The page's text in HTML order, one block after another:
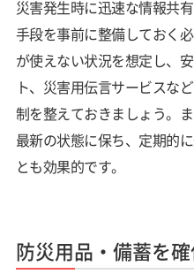
災害発生時に迅速な情報共
手段を事前に整備しておく
が使えない状況を想定し、
ト、災害用伝言サービスな
制を整えておきましょう。
最新の状態に保ち、定期的
とも効果的です。
防災用品・備蓄を